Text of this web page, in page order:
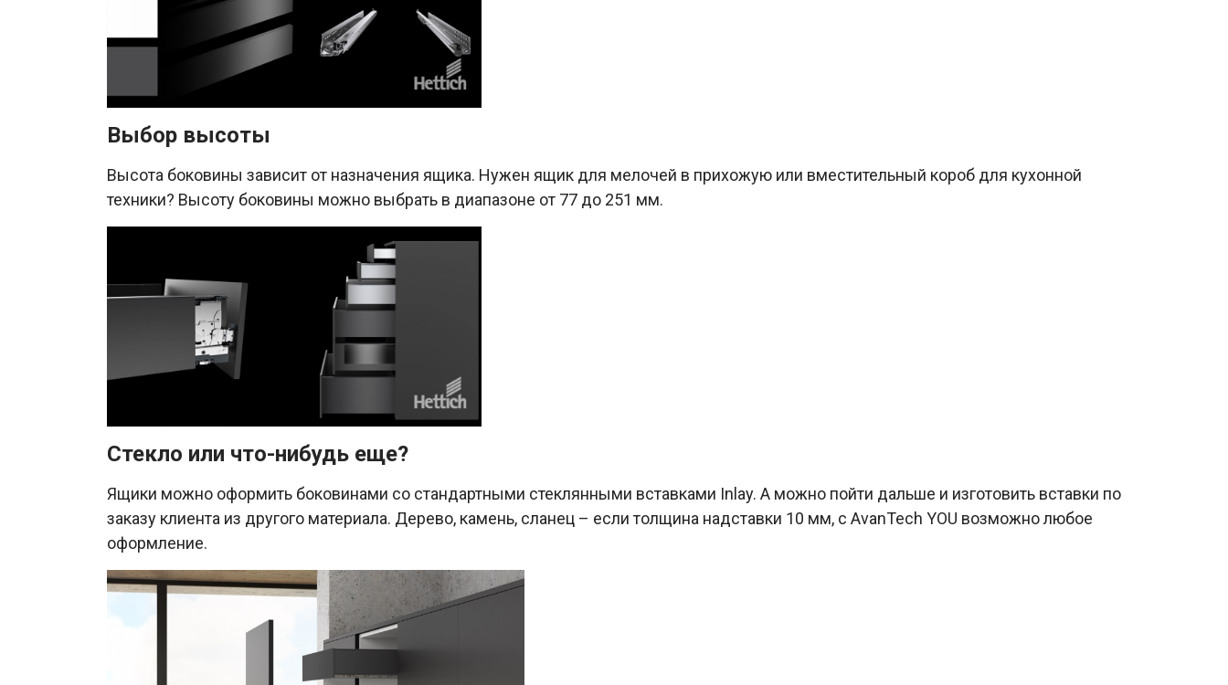
Выбор высоты
Высота боковины зависит от назначения ящика. Нужен ящик для мелочей в прихожую или вместительный короб для кухонной
техники? Высоту боковины можно выбрать в диапазоне от 77 до 251 мм.
Стекло или что-нибудь еще?
Ящики можно оформить боковинами со стандартными стеклянными вставками Inlay. А можно пойти дальше и изготовить вставки по
заказу клиента из другого материала. Дерево, камень, сланец – если толщина надставки 10 мм, с AvanTech YOU возможно любое
оформление.